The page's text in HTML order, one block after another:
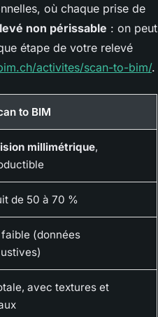
où chaque prise de
non périssable : on peut
étape de votre relevé
activites/scan-to-bim/.
to BIM
millimétrique,
de 50 à 70 %
(données
avec textures et